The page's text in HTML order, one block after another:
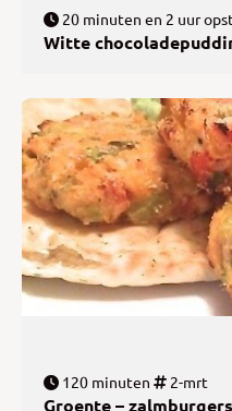
20 minuten en 2 uur
Witte
120 minuten 2-mrt
Groente –